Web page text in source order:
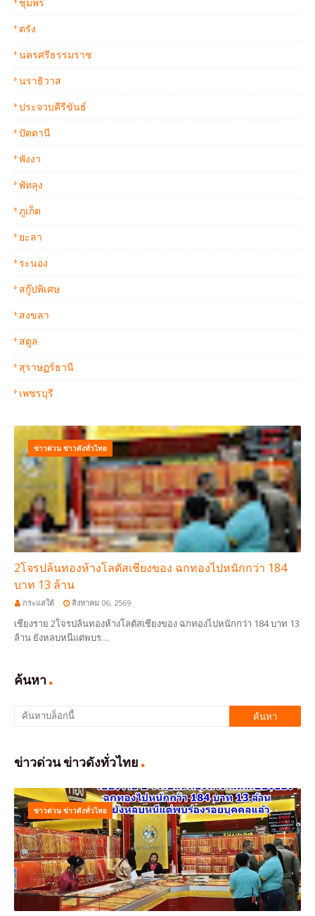
ตรัง
นครศรีธรรมราช
นราธิวาส
ประจวบคีรีขันธ์
ปัตตานี
พังงา
พัทลุง
ภูเก็ต
ยะลา
ระนอง
สกู๊ปพิเศษ
สงขลา
สตูล
สุราษฏร์ธานี
เพชรบุรี
ข่าวด่วน ข่าวดังทั่วไทย
2โจรปล้นทองห้างโลตัสเชียงของ ฉกทองไปหนักกว่า 184
บาท 13 ล้าน
กระแสใต้ สิงหาคม 06, 2569
เชียงราย 2โจรปล้นทองห้างโลตัสเชียงของ ฉกทองไปหนักกว่า 184 บาท 13
ล้าน ยังหลบหนีแต่พบร…
ค้นหา
ข่าวด่วน ข่าวดังทั่วไทย
ข่าวด่วน ข่าวดังทั่วไทย